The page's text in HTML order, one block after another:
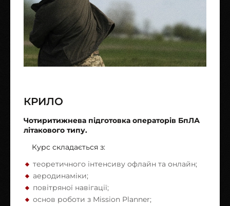
КРИЛО
Чотиритижнева підготовка операторів БпЛА
літакового типу.
Курс складається з:
теоретичного інтенсиву офлайн та онлайн;
аеродинаміки;
повітряної навігації;
основ роботи з Mission Planner;